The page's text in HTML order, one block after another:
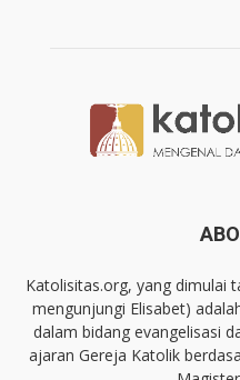
Katolisitas.org, yang dimulai
mengunjungi Elisabet)
dalam bidang evangelisasi
ajaran Gereja Katolik